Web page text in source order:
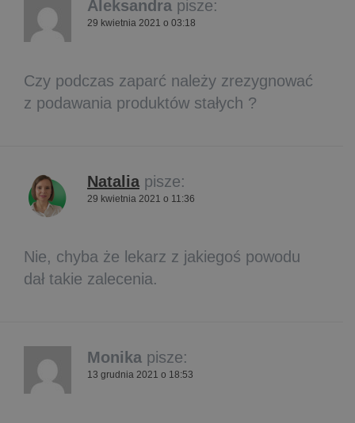
Aleksandra pisze:
29 kwietnia 2021 o 03:18
Czy podczas zaparć należy zrezygnować
z podawania produktów stałych ?
Natalia pisze:
29 kwietnia 2021 o 11:36
Nie, chyba że lekarz z jakiegoś powodu
dał takie zalecenia.
Monika pisze:
13 grudnia 2021 o 18:53